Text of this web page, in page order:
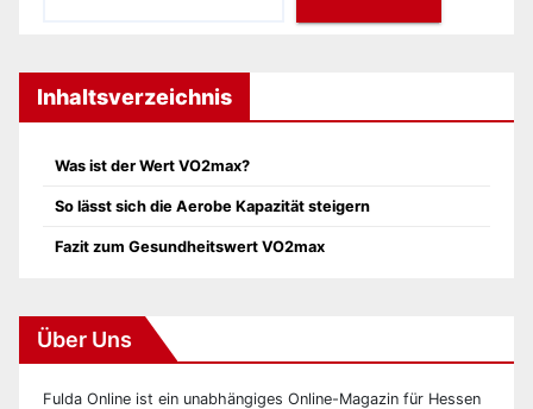
Inhaltsverzeichnis
Was ist der Wert VO2max?
So lässt sich die Aerobe Kapazität steigern
Fazit zum Gesundheitswert VO2max
Über Uns
Fulda Online ist ein unabhängiges Online-Magazin für Hessen